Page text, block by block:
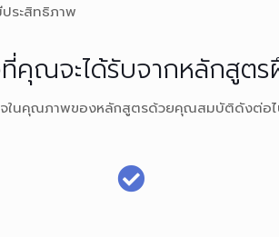
ระสิทธิภาพ
คุณจะได้รับจากหลักสูต
จในคุณภาพของหลักสูตรด้วยคุณสมบัติดังต่อ